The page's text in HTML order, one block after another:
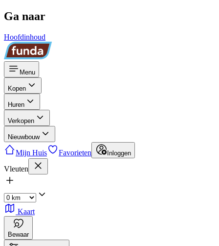
Ga naar
Hoofdinhoud
Menu
Kopen
Huren
Verkopen
Nieuwbouw
Mijn Huis Favorieten Inloggen
Vleuten
Kaart
Bewaar